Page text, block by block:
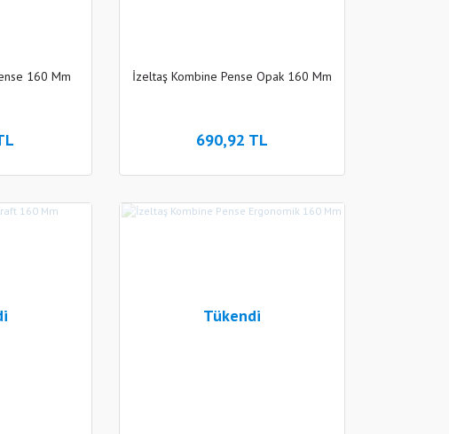
160 Mm İzeltaş Kombine Pense Opak 160 Mm
690,92 TL
Tükendi